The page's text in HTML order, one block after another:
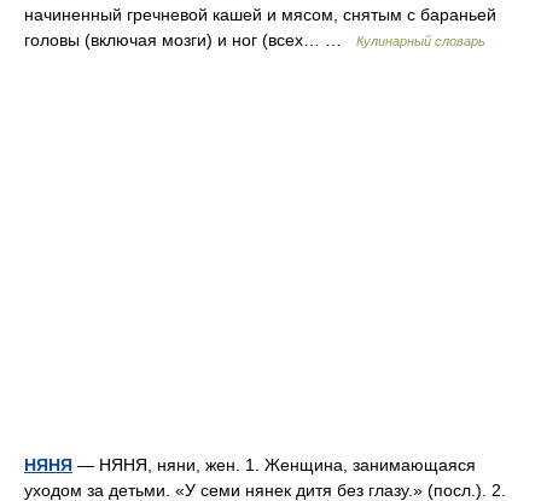
начиненный гречневой кашей и мясом, снятым с бараньей
головы (включая мозги) и ног (всех… …
Кулинарный словарь
НЯНЯ — НЯНЯ, няни, жен. 1. Женщина, занимающаяся
уходом за детьми. «У семи нянек дитя без глазу.» (посл.). 2.